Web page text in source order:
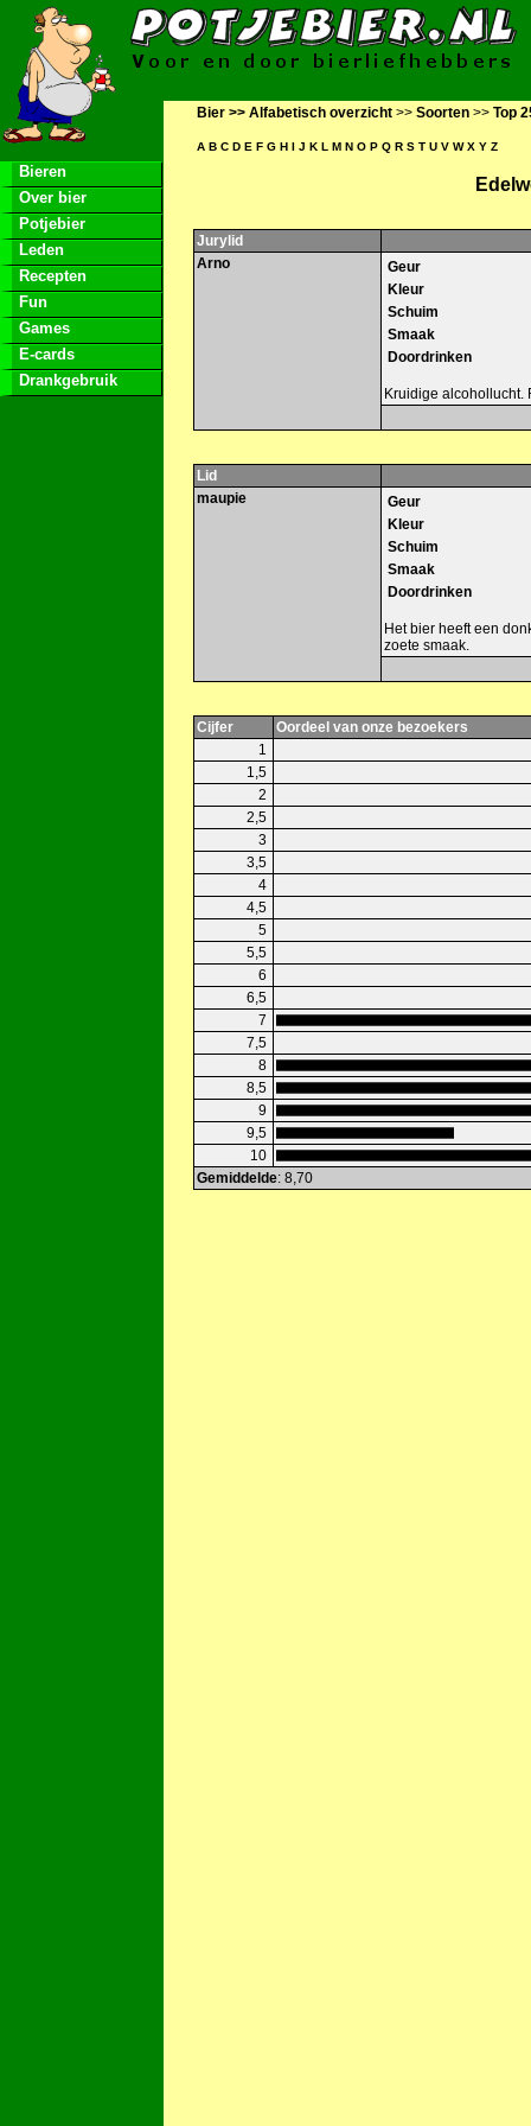
Bieren
Over bier
Potjebier
Leden
Recepten
Fun
Games
E-cards
Drankgebruik
Bier >> Alfabetisch overzicht >> Soorten >> Top
A B C D E F G H I J K L M N O P Q R S T U V W X Y Z
Jurylid
Arno
Geur
Kleur
Schuim
Smaak
Doordrinken
Kruidige alcohollucht.
Lid
maupie
Geur
Kleur
Schuim
Smaak
Doordrinken
Het bier heeft een
zoete smaak.
Cijfer
Oordeel van onze bezoekers
1
1,5
2
2,5
3
3,5
4
4,5
5
5,5
6
6,5
7
7,5
8
8,5
9
9,5
10
Gemiddelde: 8,70